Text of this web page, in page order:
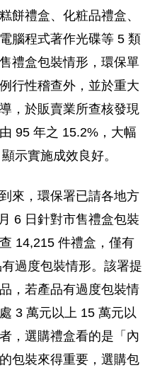
餅禮盒、化粧品禮盒、
腦程式著作光碟等 5 類
禮盒包裝情形，環保單
行性稽查外，並於重大
，於販賣業所查核發現
95 年之 15.2%，大幅
示實施成效良好。
來，環保署已請各地方
6 日針對市售禮盒包裝
14,215 件禮盒，僅有
過度包裝情形。該署提
，若產品有過度包裝情
3 萬元以上 15 萬元以
，選購禮盒看的是「內
包裝來得重要，選購包